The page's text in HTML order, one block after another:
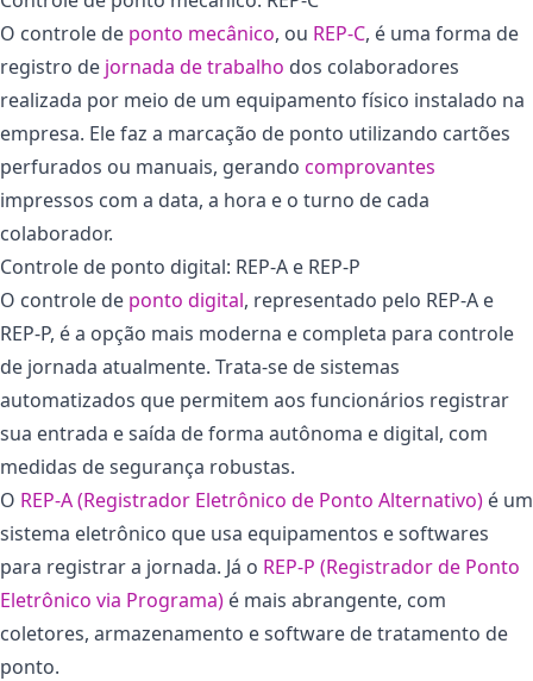
O controle de ponto mecânico, ou REP-C, é uma forma de
registro de jornada de trabalho dos colaboradores
realizada por meio de um equipamento físico instalado na
empresa. Ele faz a marcação de ponto utilizando cartões
perfurados ou manuais, gerando comprovantes
impressos com a data, a hora e o turno de cada
colaborador.
Controle de ponto digital: REP-A e REP-P
O controle de ponto digital, representado pelo REP-A e
REP-P, é a opção mais moderna e completa para controle
de jornada atualmente. Trata-se de sistemas
automatizados que permitem aos funcionários registrar
sua entrada e saída de forma autônoma e digital, com
medidas de segurança robustas.
O REP-A (Registrador Eletrônico de Ponto Alternativo) é um
sistema eletrônico que usa equipamentos e softwares
para registrar a jornada. Já o REP-P (Registrador de Ponto
Eletrônico via Programa) é mais abrangente, com
coletores, armazenamento e software de tratamento de
ponto.